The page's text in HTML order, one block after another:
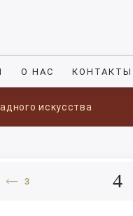
О НАС КОНТАКТЫ
искусства
3 4